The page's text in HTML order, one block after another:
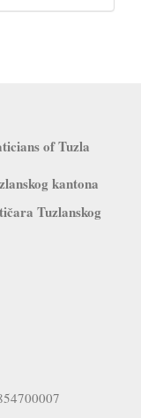
of Tuzla
kantona
Tuzlanskog